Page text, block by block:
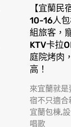
【宜蘭民
10-16人
組旅客，
KTV卡拉
庭院烤肉
高！
來宜蘭就是
宿不只適合
宜蘭包棟,
唱歌